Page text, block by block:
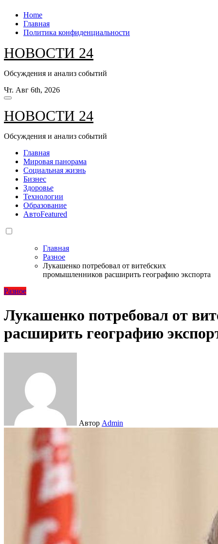
Перейти
содержанию
Home
Главная
Политика конфиденциальности
НОВОСТИ 24
Обсуждения и анализ событий
Чт. Авг 6th, 2026
НОВОСТИ 24
Обсуждения и анализ событий
Главная
Мировая панорама
Социальная жизнь
Бизнес
Здоровье
Технологии
Образование
АвтоFeatured
Главная
Разное
Лукашенко потребовал от витебских
промышленников расширить географию экспорта
Разное
Лукашенко потребовал от
расширить географию
Автор Admin